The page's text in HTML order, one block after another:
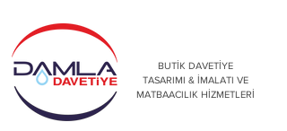
BUTİK DAVETİYE
TASARIMI & İMALATI VE
MATBAACILIK HİZMETLERİ